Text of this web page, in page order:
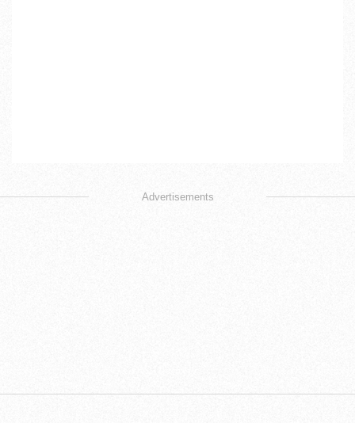
Advertisements